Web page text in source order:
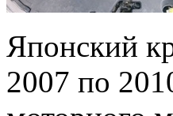
Японский
2007 по